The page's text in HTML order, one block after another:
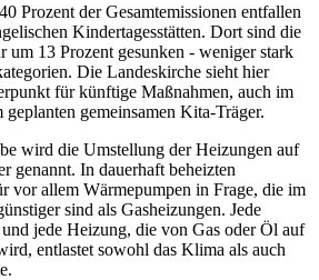
Prozent der Gesamtemissionen entfallen
Kindertagesstätten. Dort sind die
um 13 Prozent gesunken - weniger stark
Die Landeskirche sieht hier
für künftige Maßnahmen, auch im
geplanten gemeinsamen Kita-Träger.
wird die Umstellung der Heizungen auf
genannt. In dauerhaft beheizten
vor allem Wärmepumpen in Frage, die im
sind als Gasheizungen. Jede
jede Heizung, die von Gas oder Öl auf
entlastet sowohl das Klima als auch